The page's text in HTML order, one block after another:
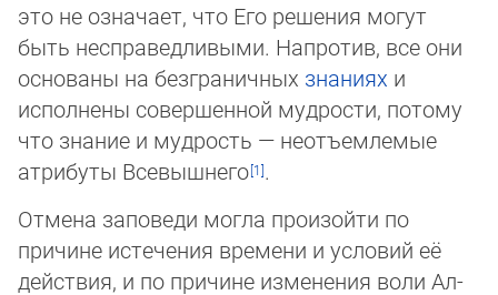
это не означает, что Его решения могут
быть несправедливыми. Напротив, все они
ос­но­ва­ны на безграничных знаниях и
исполнены совершенной мудрости, потому
что зна­ние и мудрость — неотъемлемые
атрибуты Всевышнего .
Отмена за­по­веди могла произойти по
причине истечения времени и условий её
действия, и по причине изменения воли Ал­